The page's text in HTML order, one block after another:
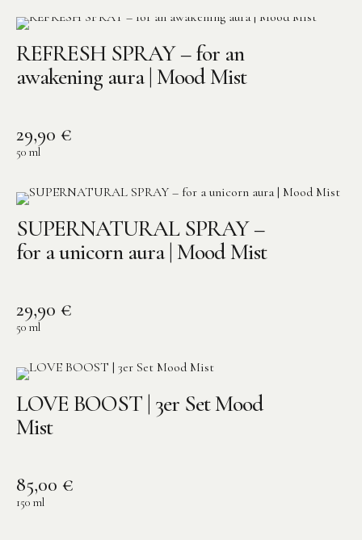
REFRESH SPRAY – for an
awakening aura | Mood Mist
29,90 €
50 ml
SUPERNATURAL SPRAY –
for a unicorn aura | Mood Mist
29,90 €
50 ml
LOVE BOOST | 3er Set Mood
Mist
85,00 €
150 ml